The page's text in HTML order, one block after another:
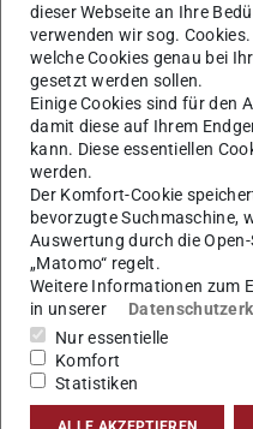
dieser Webseite an Ihre
verwenden wir sog.
welche Cookies genau bei
gesetzt werden sollen.
Einige Cookies sind für den
damit diese auf Ihrem
kann. Diese essentiellen
werden.
Der Komfort-Cookie
bevorzugte Suchmaschine,
Auswertung durch die
„Matomo“ regelt.
Weitere Informationen zum
in unserer
Nur essentielle
Komfort
Statistiken